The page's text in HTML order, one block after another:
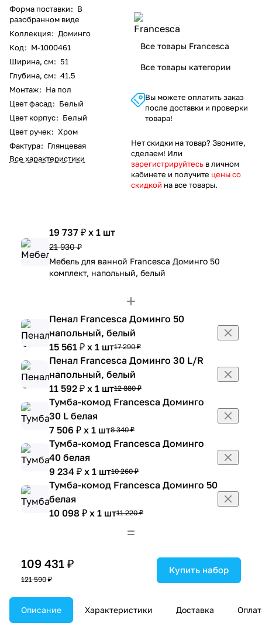
Форма поставки: В
разобранном виде
Коллекция: Доминго
Код: M-1000461
Ширина, см: 51
Глубина, см: 41.5
Монтаж: На пол
Цвет фасад: Белый
Цвет корпус: Белый
Цвет ручек: Хром
Фактура: Глянцевая
Все характеристики
Все товары Francesca
Все товары категории
Вы можете оплатить заказ
после доставки и проверки
товара!
Нет скидки на товар? Звоните,
сделаем! Или
зарегистрируйтесь в личном
кабинете и получите цены со
скидкой на все товары.
19 737 ₽ x 1 шт
21 930 ₽
Мебель для ванной Francesca Доминго 50
комплект, напольный, белый
Пенал Francesca Доминго 50
напольный, белый
15 561 ₽ x 1 шт17 290 ₽
Пенал Francesca Доминго 30 L/R
напольный, белый
11 592 ₽ x 1 шт12 880 ₽
Тумба-комод Francesca Доминго
30 L белая
7 506 ₽ x 1 шт8 340 ₽
Тумба-комод Francesca Доминго
40 белая
9 234 ₽ x 1 шт10 260 ₽
Тумба-комод Francesca Доминго 50
белая
10 098 ₽ x 1 шт11 220 ₽
Шкаф навесной Francesca Доминго
40 белый
6 273 ₽ x 1 шт
Шкаф навесной Francesca Доминго
50 белый
109 431 ₽
121 590 ₽
Купить набор
Описание Характеристики Доставка